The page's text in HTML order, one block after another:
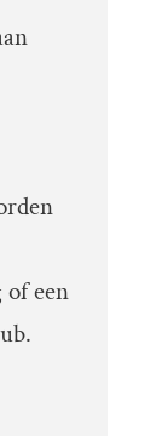
een